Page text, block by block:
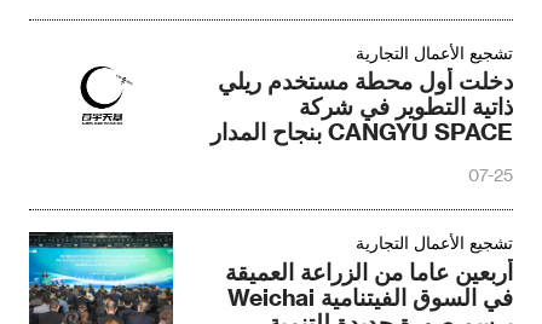
تشجيع الأعمال التجارية
دخلت أول محطة مستخدم ريلي
ذاتية التطوير في شركة
CANGYU SPACE بنجاح المدار
Infrared One
07-25
تشجيع الأعمال التجارية
أربعين عاما من الزراعة العميقة
في السوق الفيتنامية Weichai